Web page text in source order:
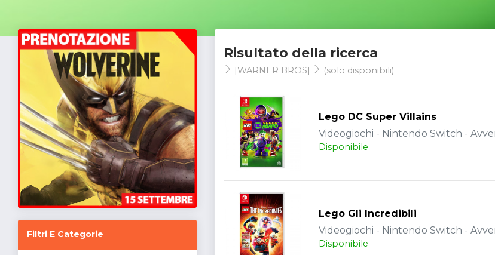
Filtri E Categorie
Risultato della ricerca
[WARNER BROS] (solo disponibili)
Lego DC Super Villains
Videogiochi - Nintendo Switch -
Disponibile
Lego Gli Incredibili
Videogiochi - Nintendo Switch -
Disponibile